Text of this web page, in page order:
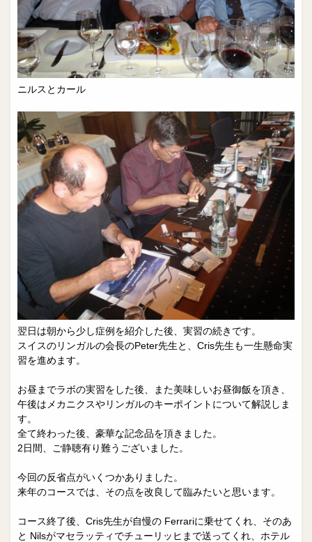
ニルスとカール
翌日は朝から少し症例を紹介した後、実習の続きです。
スイスのリンガルの会長のPeter先生と、Cris先生も一生懸命実
習を進めます。
お昼までラボの実習をした後、また美味しいお昼御飯を頂き、
午後はメカニクスやリンガルのキーポイントについて解説しま
す。
全て終わった後、豪華な記念品を頂きました。
2日間、ご静聴有り難うございました。
今回の反省点がいくつかありました。
来年のコースでは、その点を改良して臨みたいと思います。
コース終了後、Cris先生が自慢の Ferrariに乗せてくれ、そのあ
と Nilsがマセラッティでチューリッヒまで送ってくれ、ホテル